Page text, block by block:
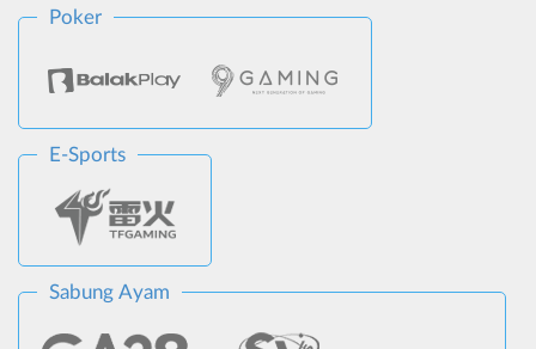
Poker
E-Sports
Sabung Ayam